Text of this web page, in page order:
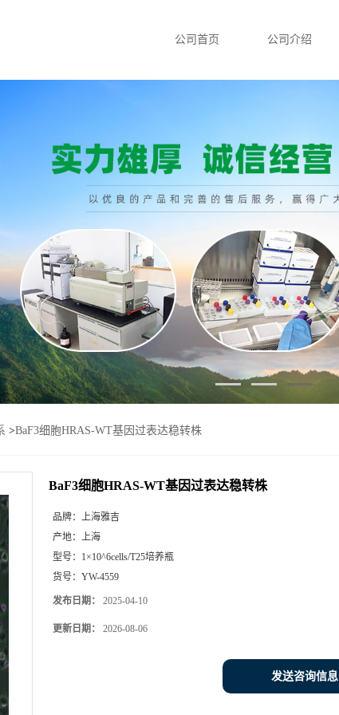
公司首页 公司介绍
>BaF3细胞HRAS-WT基因过表达稳转株
BaF3细胞HRAS-WT基因过表达稳转株
品牌： 上海雅吉
产地： 上海
型号： 1×10^6cells/T25培养瓶
货号： YW-4559
发布日期： 2025-04-10
更新日期： 2026-08-06
发送咨询信息